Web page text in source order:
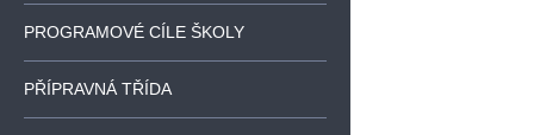
PROGRAMOVÉ CÍLE ŠKOLY
PŘÍPRAVNÁ TŘÍDA